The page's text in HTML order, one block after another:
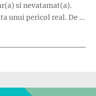
si nevatamat(a).
unui pericol real. De …